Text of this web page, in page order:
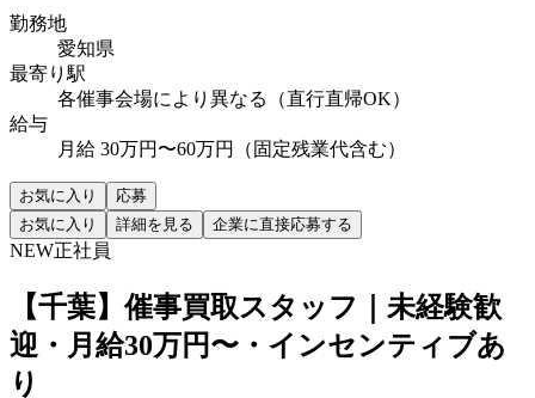
勤務地
愛知県
最寄り駅
各催事会場により異なる（直行直帰OK）
給与
月給 30万円〜60万円（固定残業代含む）
お気に入り
応募
お気に入り
詳細を見る 企業に直接応募する
NEW正社員
【千葉】催事買取スタッフ｜未経験歓
迎・月給30万円〜・インセンティブあ
り